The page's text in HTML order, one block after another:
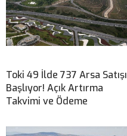
Toki 49 İlde 737 Arsa Satışı
Başlıyor! Açık Artırma
Takvimi ve Ödeme